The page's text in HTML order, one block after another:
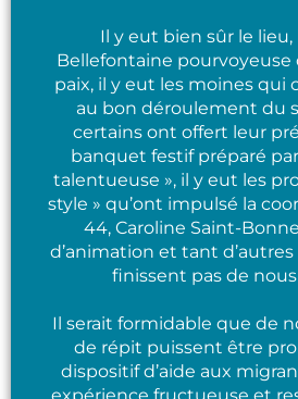
Il y eut bien sûr le lieu,
Bellefontaine
paix, il y eut les moines
au bon déroulement du
certains ont offert leur
banquet festif préparé
talentueuse », il y eut les
style » qu’ont impulsé la
44, Caroline Saint-
d’animation et tant
finissent pas de
Il serait formidable que de
de répit puissent être
dispositif d’aide aux